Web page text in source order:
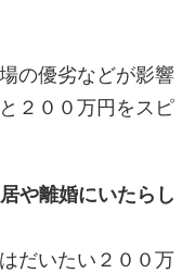
の優劣などが影響
２００万円をスピ
や離婚にいたらし
だいたい２００万